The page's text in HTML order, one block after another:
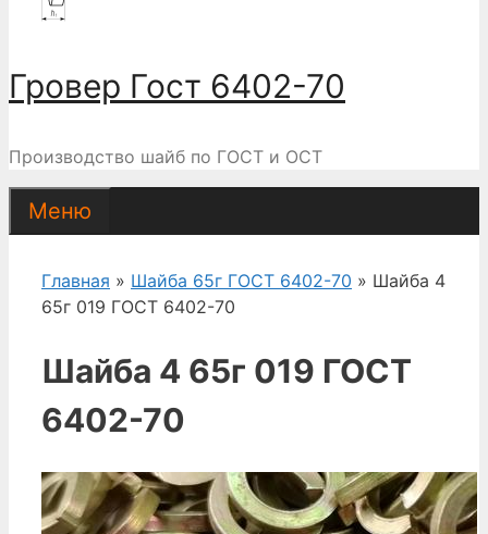
Гровер Гост 6402-70
Производство шайб по ГОСТ и ОСТ
Меню
Главная » Шайба 65г ГОСТ 6402-70 » Шайба 4
65г 019 ГОСТ 6402-70
Шайба 4 65г 019 ГОСТ
6402-70